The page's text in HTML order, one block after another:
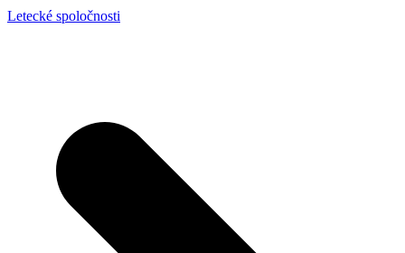
Letecké spoločnosti